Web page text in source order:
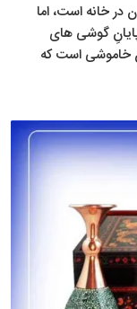
در خانه است، اما
گوشی های
خاموشی است که